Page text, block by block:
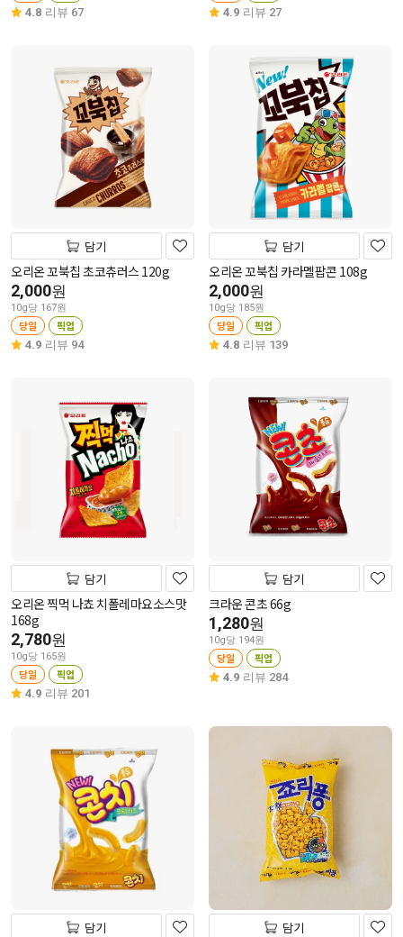
4.8 리뷰 67 4.9 리뷰 27
담기
오리온 꼬북칩 초코츄러스 120g
2,000원
10g당 167원
당일 픽업
4.9 리뷰 94
담기
오리온 꼬북칩 카라멜팝콘 108g
2,000원
10g당 185원
당일 픽업
4.8 리뷰 139
담기
오리온 찍먹 나쵸 치폴레마요소스맛
168g
2,780원
10g당 165원
당일 픽업
4.9 리뷰 201
담기
크라운 콘초 66g
1,280원
10g당 194원
당일 픽업
4.9 리뷰 284
담기 담기